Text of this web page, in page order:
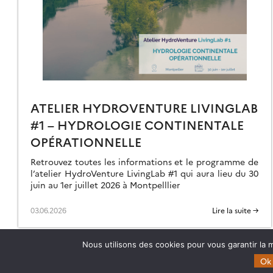
ATELIER HYDROVENTURE LIVINGLAB
#1 – HYDROLOGIE CONTINENTALE
OPÉRATIONNELLE
Retrouvez toutes les informations et le programme de
l’atelier HydroVenture LivingLab #1 qui aura lieu du 30
juin au 1er juillet 2026 à Montpelllier
03.06.2026 Lire la suite →
Nous utilisons des cookies pour vous garantir
Ok